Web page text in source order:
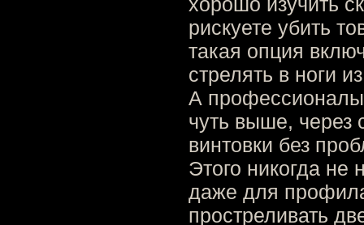
рискуете убить
такая опция
стрелять в ноги
А
чуть выше, через
винтовки без
Этого никогда не
даже для
простреливать